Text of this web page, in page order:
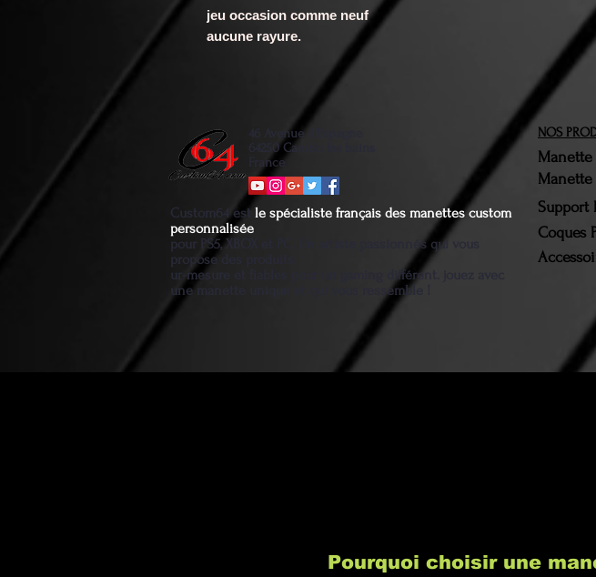
jeu occasion comme neuf
aucune rayure.
46 Avenue d'Espagne
64250 Cambo les bains
France
Custom64 est le spécialiste français des manettes custom
personnalisée
pour PS5, XBOX et PC. Un artiste passionnés qui vous
propose des produits
ur-mesure et fiables pour un gaming différent. jouez avec
une manette unique et qui vous ressemble !
NOS
Manette
Manette
Support
Coques
Pourquoi choisir une